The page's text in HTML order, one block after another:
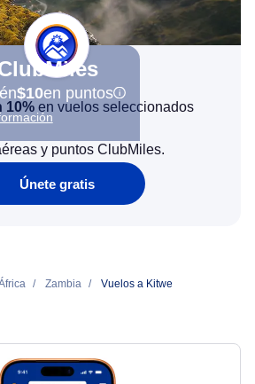
$10en puntos
10% en vuelos seleccionados
y puntos ClubMiles.
Únete gratis
Zambia Vuelos a Kitwe